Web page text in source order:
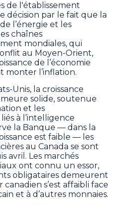
de l'établissement
décision par le fait que la
l’énergie et les
chaînes
mondiales, qui
au Moyen-Orient,
de l’économie
monter l’inflation.
Unis, la croissance
solide, soutenue
et les
à l’intelligence
la Banque — dans la
est faible — les
au Canada se sont
avril. Les marchés
ont connu un essor,
obligataires demeurent
canadien s’est affaibli face
et à d’autres monnaies.